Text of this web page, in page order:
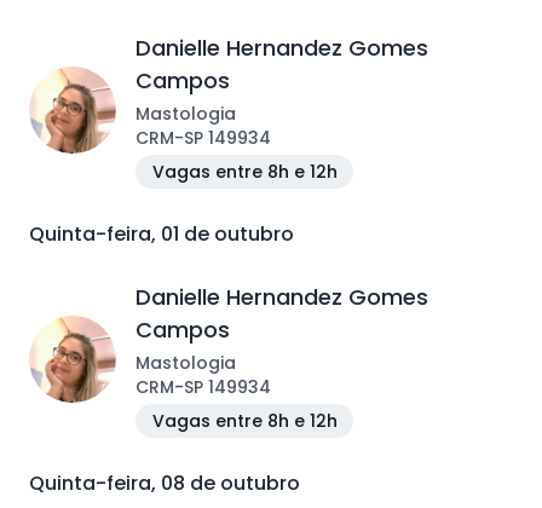
Danielle Hernandez Gomes
Campos
Mastologia
CRM-SP 149934
Vagas entre 8h e 12h
Quinta-feira, 01 de outubro
Danielle Hernandez Gomes
Campos
Mastologia
CRM-SP 149934
Vagas entre 8h e 12h
Quinta-feira, 08 de outubro